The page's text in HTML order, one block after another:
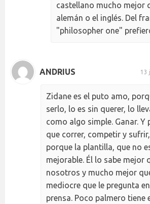
castellano mucho mejor
alemán o el inglés. Del
"philosopher one"
ANDRIUS 13
Zidane es el puto amo,
serlo, lo es sin querer, lo
como algo simple. Ganar. Y
que correr, competir y
porque la plantilla, que no
mejorable. Él lo sabe mejor
nosotros y mucho mejor
mediocre que le pregunta
prensa. Poco palmero tiene